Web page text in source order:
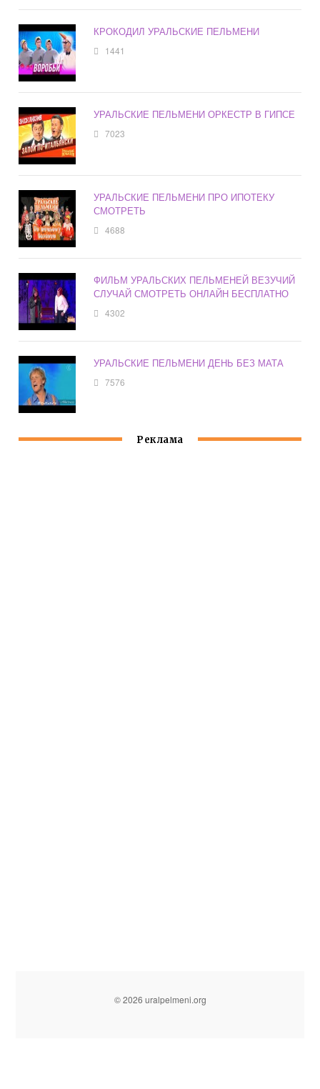
КРОКОДИЛ УРАЛЬСКИЕ ПЕЛЬМЕНИ
1441
УРАЛЬСКИЕ ПЕЛЬМЕНИ ОРКЕСТР В ГИПСЕ
7023
УРАЛЬСКИЕ ПЕЛЬМЕНИ ПРО ИПОТЕКУ
СМОТРЕТЬ
4688
ФИЛЬМ УРАЛЬСКИХ ПЕЛЬМЕНЕЙ ВЕЗУЧИЙ
СЛУЧАЙ СМОТРЕТЬ ОНЛАЙН БЕСПЛАТНО
4302
УРАЛЬСКИЕ ПЕЛЬМЕНИ ДЕНЬ БЕЗ МАТА
7576
Реклама
© 2026 uralpelmeni.org